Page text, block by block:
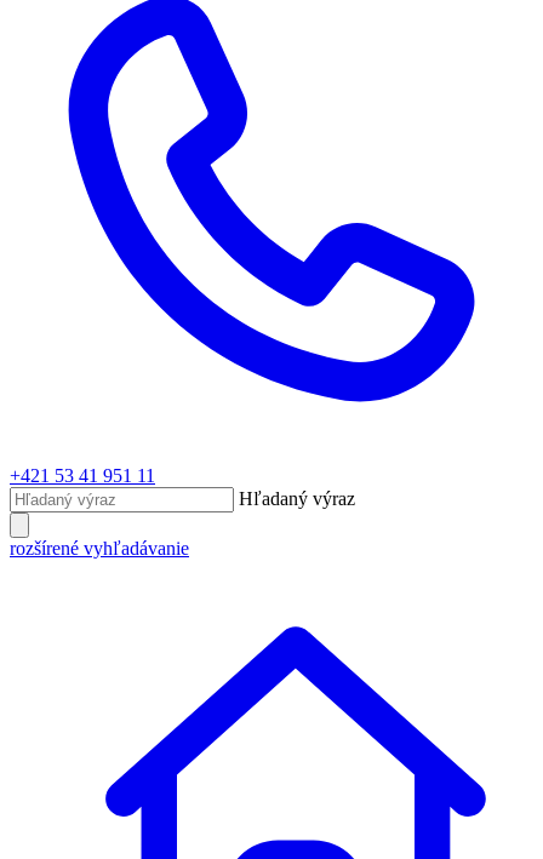
+421 53 41 951 11
Hľadaný výraz
rozšírené vyhľadávanie